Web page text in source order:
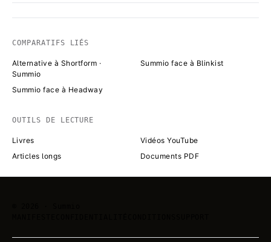
COMPARATIFS LIÉS
Alternative à Shortform ·
Summio
Summio face à Blinkist
Summio face à Headway
OUTILS DE LECTURE
Livres
Vidéos YouTube
Articles longs
Documents PDF